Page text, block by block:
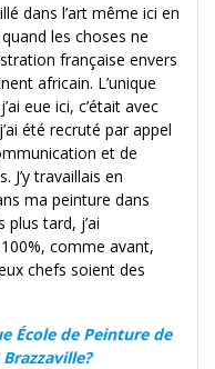
dans l’art même ici en
les choses ne
française envers
africain. L’unique
eue ici, c’était avec
été recruté par appel
et de
J’y travaillais en
ma peinture dans
tard, j’ai
comme avant,
chefs soient des
École de Peinture de